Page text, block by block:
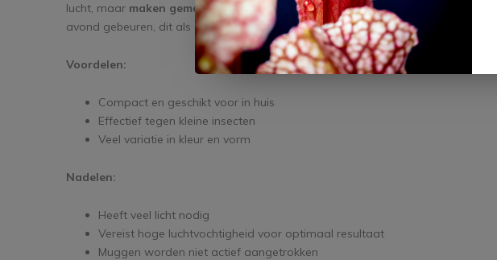
lucht, maar maken gemakkelijk een kans
wanneer een insect besluit om even
avond gebeuren, dit als de mug zich echt even ergens neerzet.
Voordelen:
Compact en geschikt voor in huis
Effectief tegen kleine insecten
Veel variatie in kleur en vorm
Nadelen:
Heeft veel licht nodig
Vereist hoge luchtvochtigheid voor optimaal resultaat
Muggen worden niet actief aangetrokken